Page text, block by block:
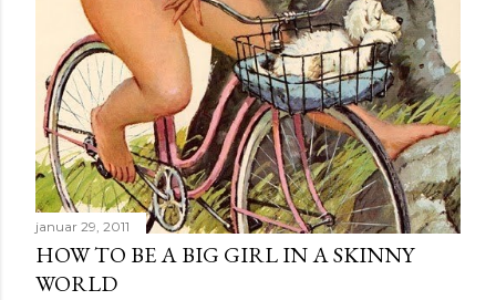
r
januar 29, 2011
HOW TO BE A BIG GIRL IN A SKINNY
WORLD